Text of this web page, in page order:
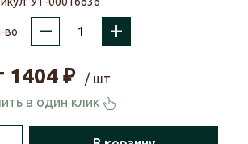
во – +
1404 ₽
/ шт
в один клик